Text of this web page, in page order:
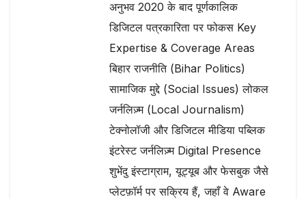
अनुभव 2020 के बाद पूर्णकालिक
डिजिटल पत्रकारिता पर फोकस Key
Expertise & Coverage Areas
बिहार राजनीति (Bihar Politics)
सामाजिक मुद्दे (Social Issues) लोकल
जर्नलिज़्म (Local Journalism)
टेक्नोलॉजी और डिजिटल मीडिया पब्लिक
इंटरेस्ट जर्नलिज़्म Digital Presence
शुभेंदु इंस्टाग्राम, यूट्यूब और फेसबुक जैसे
प्लेटफ़ॉर्म पर सक्रिय हैं, जहाँ वे Aware